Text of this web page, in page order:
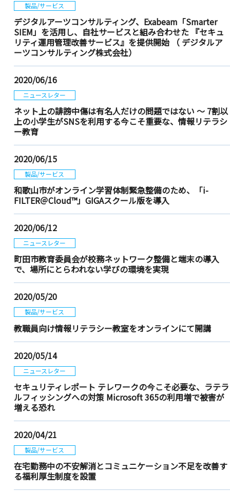
製品/サービス
デジタルアーツコンサルティング、Exabeam「Smarter
SIEM」を活用し、自社サービスと組み合わせた 『セキュ
リティ運用管理改善サービス』を提供開始
（ デジタルア
ーツコンサルティング株式会社）
2020/06/16
ニュースレター
ネット上の誹謗中傷は有名人だけの問題ではない ～ 7割以
上の小学生がSNSを利用する今こそ重要な、情報リテラシ
ー教育
2020/06/15
製品/サービス
和歌山市がオンライン学習体制緊急整備のため、「i-
FILTER＠Cloud™」GIGAスクール版を導入
2020/06/12
ニュースレター
町田市教育委員会が校務ネットワーク整備と端末の導入
で、場所にとらわれない学びの環境を実現
2020/05/20
製品/サービス
教職員向け情報リテラシー教室をオンラインにて開講
2020/05/14
ニュースレター
セキュリティレポート テレワークの今こそ必要な、ラテラ
ルフィッシングへの対策 Microsoft 365の利用増で被害が
増える恐れ
2020/04/21
製品/サービス
在宅勤務中の不安解消とコミュニケーション不足を改善す
る福利厚生制度を設置